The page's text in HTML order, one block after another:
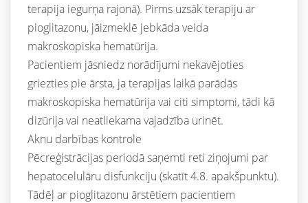
terapija iegurņa rajonā). Pirms uzsāk terapiju ar
pioglitazonu, jāizmeklē jebkāda veida
makroskopiska hematūrija.
Pacientiem jāsniedz norādījumi nekavējoties
griezties pie ārsta, ja terapijas laikā parādās
makroskopiska hematūrija vai citi simptomi, tādi kā
dizūrija vai neatliekama vajadzība urinēt.
Aknu darbības kontrole
Pēcreģistrācijas periodā saņemti reti ziņojumi par
hepatocelulāru disfunkciju (skatīt 4.8. apakšpunktu).
Tādēļ ar pioglitazonu ārstētiem pacientiem